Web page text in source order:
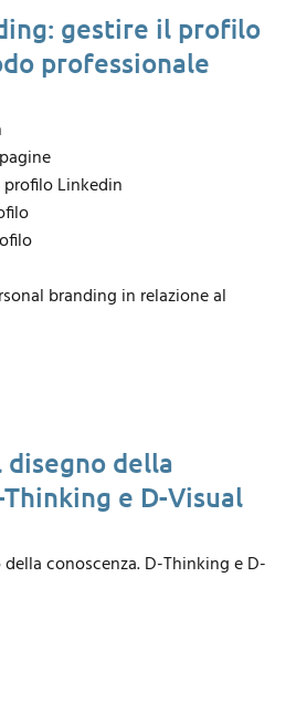
gestire il profilo
professionale
Linkedin
branding in relazione al
disegno della
Thinking e D-Visual
conoscenza. D-Thinking e D-